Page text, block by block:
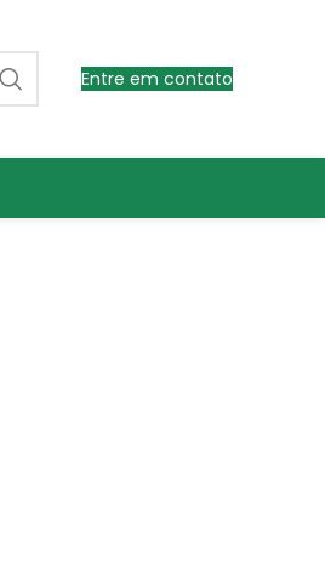
Entre em contato